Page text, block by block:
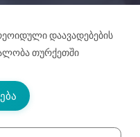
დაავადებების
თურქეთში